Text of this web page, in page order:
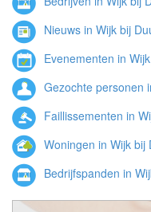
Nieuws in Wijk bij
Evenementen in
Gezochte personen
Faillissementen in
Woningen in Wijk bij
Bedrijfspanden in